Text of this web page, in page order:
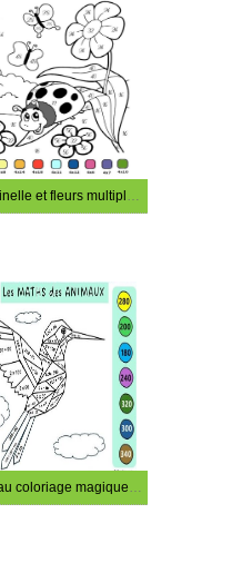
coccinelle et fleurs multiplication coloriage magique CM1
oiseau coloriage magique CM1